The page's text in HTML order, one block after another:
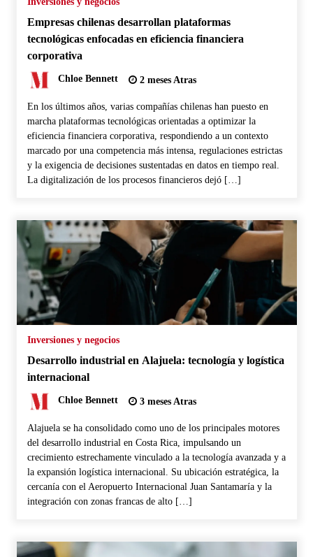
Empresas chilenas desarrollan plataformas
tecnológicas enfocadas en eficiencia financiera
corporativa
Chloe Bennett 2 meses Atras
En los últimos años, varias compañías chilenas han puesto en
marcha plataformas tecnológicas orientadas a optimizar la
eficiencia financiera corporativa, respondiendo a un contexto
marcado por una competencia más intensa, regulaciones estrictas
y la exigencia de decisiones sustentadas en datos en tiempo real.
La digitalización de los procesos financieros dejó […]
Inversiones y negocios
Desarrollo industrial en Alajuela: tecnología y logística
internacional
Chloe Bennett 3 meses Atras
Alajuela se ha consolidado como uno de los principales motores
del desarrollo industrial en Costa Rica, impulsando un
crecimiento estrechamente vinculado a la tecnología avanzada y a
la expansión logística internacional. Su ubicación estratégica, la
cercanía con el Aeropuerto Internacional Juan Santamaría y la
integración con zonas francas de alto […]